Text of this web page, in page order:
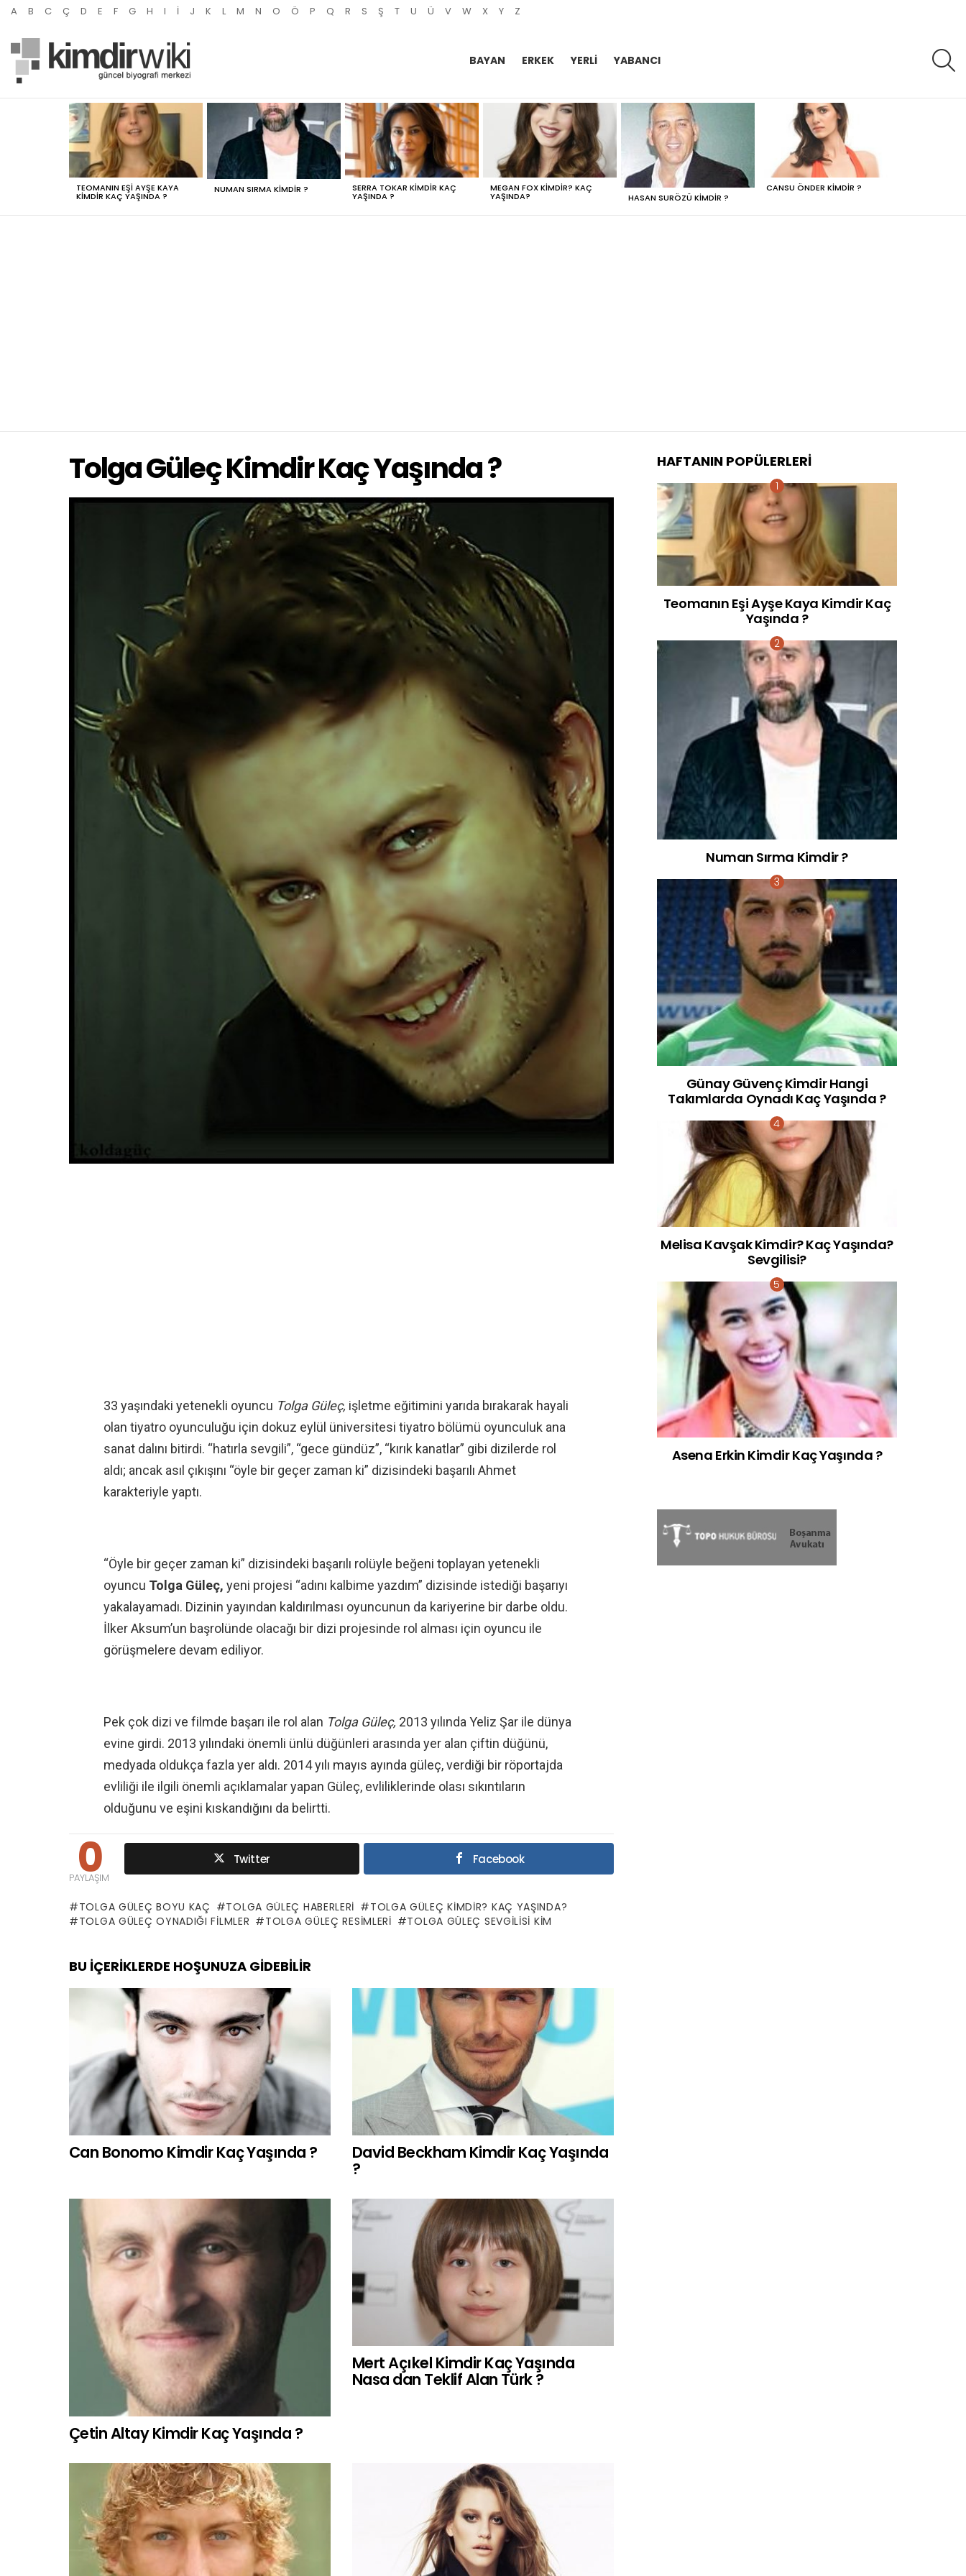
A B C Ç D E F G H I İ J K L M N O Ö P Q R S Ş T U Ü V W X Y Z
BAYAN ERKEK YERLI YABANCI
MOST
VIEWED
STORIES
TEOMANIN EŞI AYŞE KAYA
KIMDIR KAÇ YAŞINDA ?
NUMAN SIRMA KIMDIR ? SERRA TOKAR KIMDIR KAÇ
YAŞINDA ?
MEGAN FOX KIMDIR? KAÇ
YAŞINDA? HASAN SURÖZÜ KIMDIR ?
CANSU ÖNDER KIMDIR ?
Tolga Güleç Kimdir Kaç Yaşında ?
33 yaşındaki yetenekli oyuncu Tolga Güleç, işletme eğitimini yarıda bırakarak hayali
olan tiyatro oyunculuğu için dokuz eylül üniversitesi tiyatro bölümü oyunculuk ana
sanat dalını bitirdi. “hatırla sevgili”, “gece gündüz”, “kırık kanatlar” gibi dizilerde rol
aldı; ancak asıl çıkışını “öyle bir geçer zaman ki” dizisindeki başarılı Ahmet
karakteriyle yaptı.
“Öyle bir geçer zaman ki” dizisindeki başarılı rolüyle beğeni toplayan yetenekli
oyuncu Tolga Güleç, yeni projesi “adını kalbime yazdım” dizisinde istediği başarıyı
yakalayamadı. Dizinin yayından kaldırılması oyuncunun da kariyerine bir darbe oldu.
İlker Aksum’un başrolünde olacağı bir dizi projesinde rol alması için oyuncu ile
görüşmelere devam ediliyor.
Pek çok dizi ve filmde başarı ile rol alan Tolga Güleç, 2013 yılında Yeliz Şar ile dünya
evine girdi. 2013 yılındaki önemli ünlü düğünleri arasında yer alan çiftin düğünü,
medyada oldukça fazla yer aldı. 2014 yılı mayıs ayında güleç, verdiği bir röportajda
evliliği ile ilgili önemli açıklamalar yapan Güleç, evliliklerinde olası sıkıntıların
olduğunu ve eşini kıskandığını da belirtti.
0
PAYLAŞIM
Twitter Facebook
TOLGA GÜLEÇ BOYU KAÇ TOLGA GÜLEÇ HABERLERI
TOLGA GÜLEÇ KIMDIR? KAÇ YAŞINDA?
TOLGA GÜLEÇ OYNADIĞI FILMLER
TOLGA GÜLEÇ RESIMLERI TOLGA GÜLEÇ SEVGILISI KIM
BU İÇERIKLERDE HOŞUNUZA GIDEBILIR
Can Bonomo Kimdir Kaç Yaşında ? David Beckham Kimdir Kaç Yaşında
?
Çetin Altay Kimdir Kaç Yaşında ?
Mert Açıkel Kimdir Kaç Yaşında
Nasa dan Teklif Alan Türk ?
HAFTANIN POPÜLERLERI
Teomanın Eşi Ayşe Kaya Kimdir Kaç
Yaşında ?
Numan Sırma Kimdir ?
Günay Güvenç Kimdir Hangi
Takımlarda Oynadı Kaç Yaşında ?
Melisa Kavşak Kimdir? Kaç Yaşında?
Sevgilisi?
Asena Erkin Kimdir Kaç Yaşında ?